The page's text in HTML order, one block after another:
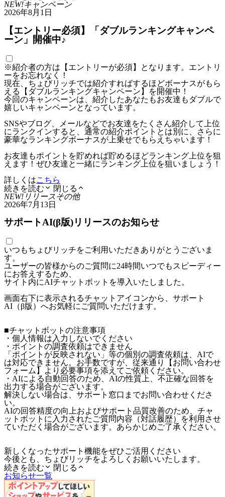
NEW!キャンペーン
2026年8月1日
【エントリー必須】「ダブルランキングキャンペ
ーン」開催中♪
※紹介者の方は【エントリーが必須】となります。エントリ
ーをお忘れなく！
現在、ちょびリッチでは紹介すればするほどボーナスがもら
える【ダブルランキングキャンペーン】を開催中！
今回のキャンペーンは、紹介したあなたもお友達もダブルで
嬉しいキャンペーンとなっています。
SNSやブログ、メールなどでお友達をたくさん紹介して上位
にランクインすると、通常の紹介ポイントとは別に、さらに
豪華なランキングボーナスが上乗せでもらえちゃいます！
お友達もポイントを貯めれば貯めるほどランキング上位を狙
えます！ぜひ友達と一緒にランキング上位を狙いましょう！
詳しくはこちら
続きを読む
閉じる
NEW! リリースその他
2026年7月13日
サポートAI(β版)リリースのお知らせ
いつもちょびリッチをご利用いただきありがとうございま
す。
ユーザーの皆様からのご質問に24時間いつでもスピーディー
にお答えするため、
サイト内にAIチャットボットを導入いたしました。
画面右下に表示されるチャットアイコンから、サポート
AI（β版）へお気軽にご質問いただけます。
■チャットボットの注意事項
・個人情報は入力しないでください
・ポイントの調査依頼はできません
「ポイントが反映されない」等の個別の調査依頼は、AIで
は対応できません。お手数ですが、従来通り【お問い合わせ
フォーム】より必要事項を添えてご依頼ください。
・AIによる自動回答のため、AIの性質上、不正確な回答を
出力する場合がございます。
解決しない場合は、サポート窓口までお問い合わせくださ
い。
AIの回答精度の向上およびサポート品質改善のため、チャ
ットボットに入力されたご質問内容（対話履歴）を利用させ
ていただく場合がございます。あらかじめご了承ください。
新しくなったサポート機能をぜひご活用ください
今後とも、ちょびリッチをよろしくお願いいたします。
続きを読む
閉じる
お知らせ一覧